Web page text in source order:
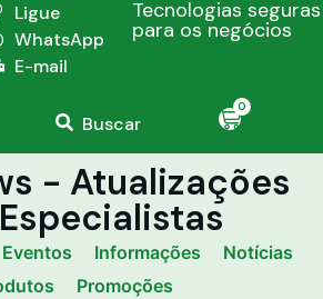
Ligue
WhatsApp
E-mail
Tecnologias seguras
para os negócios
Buscar
0
- Atualizações
Eventos Informações
Notícias
Promoções